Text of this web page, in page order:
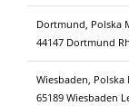
Dortmund, Polska
44147 Dortmund
Wiesbaden, Polska
65189 Wiesbaden